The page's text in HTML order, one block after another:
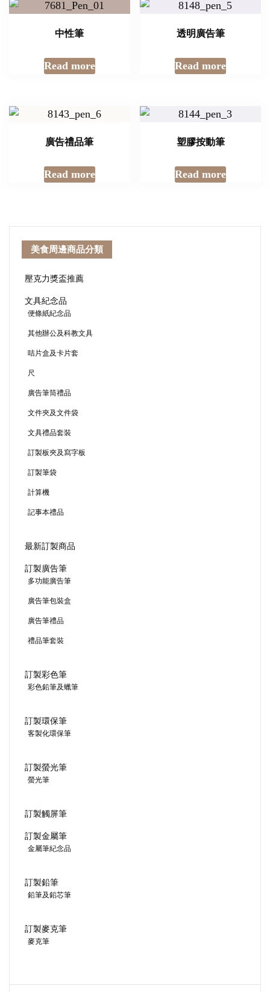
中性筆
Read more
透明廣告筆
Read more
廣告禮品筆
Read more
塑膠按動筆
Read more
美食周邊商品分類
壓克力獎盃推薦
文具紀念品
便條紙紀念品
其他辦公及科教文具
咭片盒及卡片套
尺
廣告筆筒禮品
文件夾及文件袋
文具禮品套裝
訂製板夾及寫字板
訂製筆袋
計算機
記事本禮品
最新訂製商品
訂製廣告筆
多功能廣告筆
廣告筆包裝盒
廣告筆禮品
禮品筆套裝
訂製彩色筆
彩色鉛筆及蠟筆
訂製環保筆
客製化環保筆
訂製螢光筆
螢光筆
訂製觸屏筆
訂製金屬筆
金屬筆紀念品
訂製鉛筆
鉛筆及鉛芯筆
訂製麥克筆
麥克筆